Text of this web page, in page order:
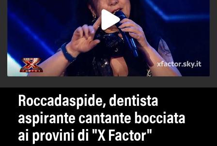
Roccadaspide, dentista
aspirante cantante bocciata
ai provini di "X Factor"